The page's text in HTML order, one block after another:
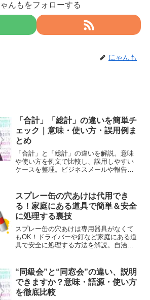
んもをフォローする
にゃんも
「合計」「総計」の違いを簡単チ
ェック｜意味・使い方・誤用例ま
とめ
「合計」と「総計」の違いを解説。意味
や使い方を例文で比較し、誤用しやすい
ケースを整理。ビジネスメールや報告書
スプレー缶の穴あけは代用でき
る！家庭にある道具で簡単＆安全
に処理する裏技
スプレー缶の穴あけは専用器具がなくて
もOK！ドライバーや釘など家庭にある道
具で安全に処理する方法を解説。自治体
“同級会”と“同窓会”の違い、説明
できますか？意味・語源・使い方
を徹底比較